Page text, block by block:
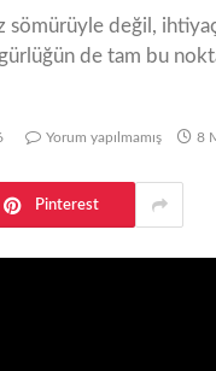
sömürüyle değil,
de tam bu
Yorum yapılmamış 8
Pinterest